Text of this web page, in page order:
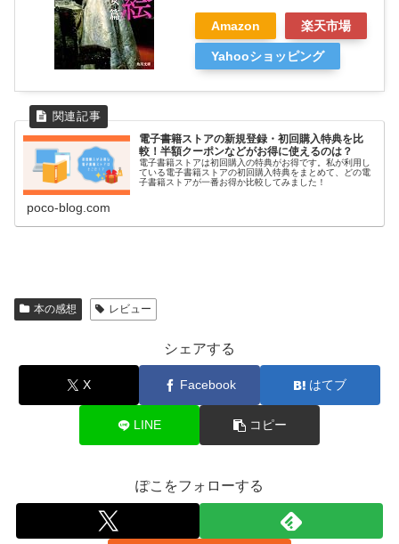
Amazon 楽天市場
Yahooショッピング
電子書籍ストアの新規登録・初回購入特典を比
較！半額クーポンなどがお得に使えるのは？
電子書籍ストアは初回購入の特典がお得です。私が利用し
ている電子書籍ストアの初回購入特典をまとめて、どの電
子書籍ストアが一番お得か比較してみました！
poco-blog.com
本の感想 レビュー
シェアする
X Facebook はてブ
LINE コピー
ぽこをフォローする